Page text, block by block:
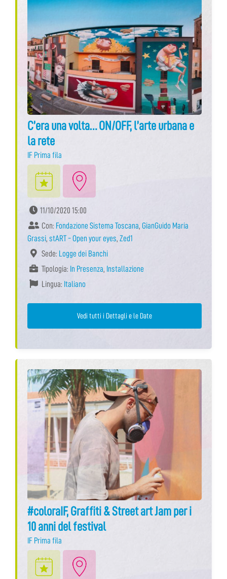
C’era una volta… ON/OFF, l’arte urbana e
la rete
IF Prima fila
11/10/2020 15:00
Con: Fondazione Sistema Toscana, GianGuido Maria
Grassi, stART - Open your eyes, Zed1
Sede: Logge dei Banchi
Tipologia: In Presenza, Installazione
Lingua: Italiano
Vedi tutti i Dettagli e le Date
#coloraIF, Graffiti & Street art Jam per i
10 anni del festival
IF Prima fila